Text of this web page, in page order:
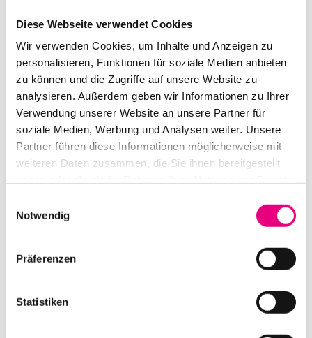
Diese Webseite verwendet Cookies
Wir verwenden Cookies, um Inhalte und Anzeigen zu
personalisieren, Funktionen für soziale Medien anbieten
zu können und die Zugriffe auf unsere Website zu
analysieren. Außerdem geben wir Informationen zu Ihrer
Verwendung unserer Website an unsere Partner für
soziale Medien, Werbung und Analysen weiter. Unsere
Partner führen diese Informationen möglicherweise mit
weiteren Daten zusammen, die Sie ihnen bereitgestellt
Notwendig
Präferenzen
Statistiken
Alle Veranstaltungen im Überblick
Zum Programm